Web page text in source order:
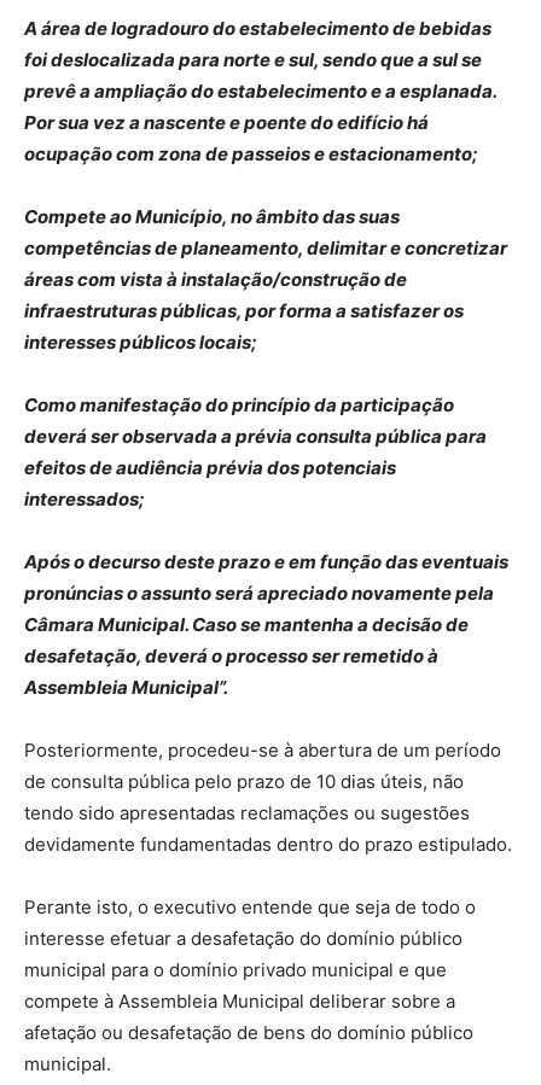
A área de logradouro do estabelecimento de bebidas
foi deslocalizada para norte e sul, sendo que a sul se
prevê a ampliação do estabelecimento e a esplanada.
Por sua vez a nascente e poente do edifício há
ocupação com zona de passeios e estacionamento;
Compete ao Município, no âmbito das suas
competências de planeamento, delimitar e concretizar
áreas com vista à instalação/construção de
infraestruturas públicas, por forma a satisfazer os
interesses públicos locais;
Como manifestação do princípio da participação
deverá ser observada a prévia consulta pública para
efeitos de audiência prévia dos potenciais
interessados;
Após o decurso deste prazo e em função das eventuais
pronúncias o assunto será apreciado novamente pela
Câmara Municipal. Caso se mantenha a decisão de
desafetação, deverá o processo ser remetido à
Assembleia Municipal”.
Posteriormente, procedeu-se à abertura de um período
de consulta pública pelo prazo de 10 dias úteis, não
tendo sido apresentadas reclamações ou sugestões
devidamente fundamentadas dentro do prazo estipulado.
Perante isto, o executivo entende que seja de todo o
interesse efetuar a desafetação do domínio público
municipal para o domínio privado municipal e que
compete à Assembleia Municipal deliberar sobre a
afetação ou desafetação de bens do domínio público
municipal.